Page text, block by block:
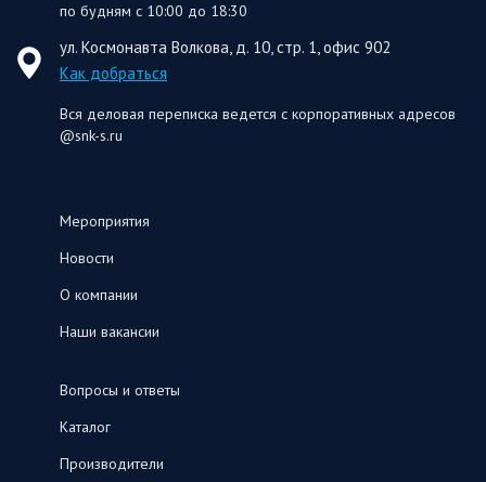
по будням с 10:00 до 18:30
ул. Космонавта Волкова, д. 10, стр. 1, офис 902
Как добраться
Вся деловая переписка ведется с корпоративных адресов
@snk-s.ru
Мероприятия
Новости
О компании
Наши вакансии
Вопросы и ответы
Каталог
Производители